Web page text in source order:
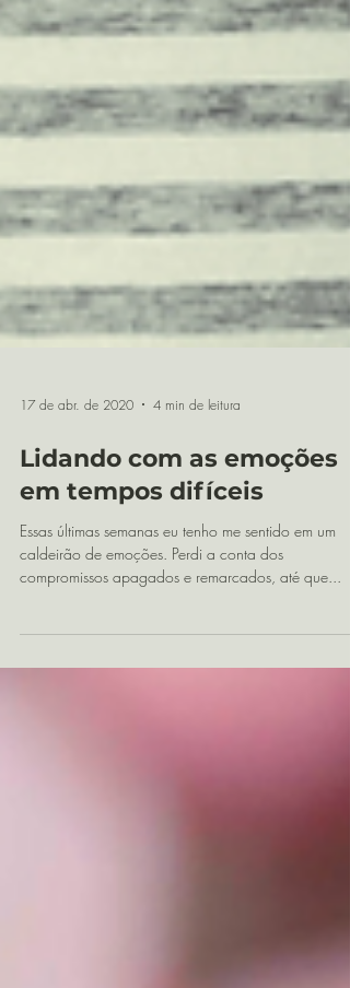
17 de abr. de 2020 4 min de leitura
Lidando com as emoções
em tempos difíceis
Essas últimas semanas eu tenho me sentido em um
compromissos apagados e remarcados, até que...